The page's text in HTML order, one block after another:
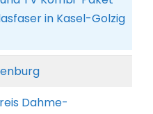
in Kasel-Golzig
Dahme-